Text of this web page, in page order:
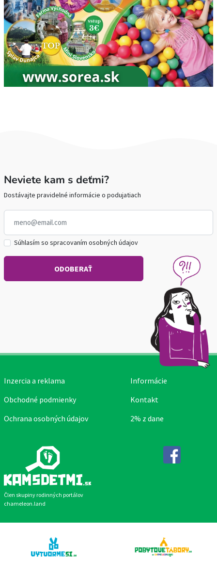
Neviete kam s deťmi?
Dostávajte pravidelné informácie o podujatiach
Súhlasím so spracovaním osobných údajov
Člen skupiny rodinných portálov
chameleon.land
Inzercia a reklama
Obchodné podmienky
Ochrana osobných údajov
Informácie
Kontakt
2% z dane